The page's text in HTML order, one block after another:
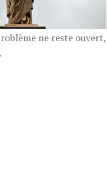
ne reste ouvert,
.